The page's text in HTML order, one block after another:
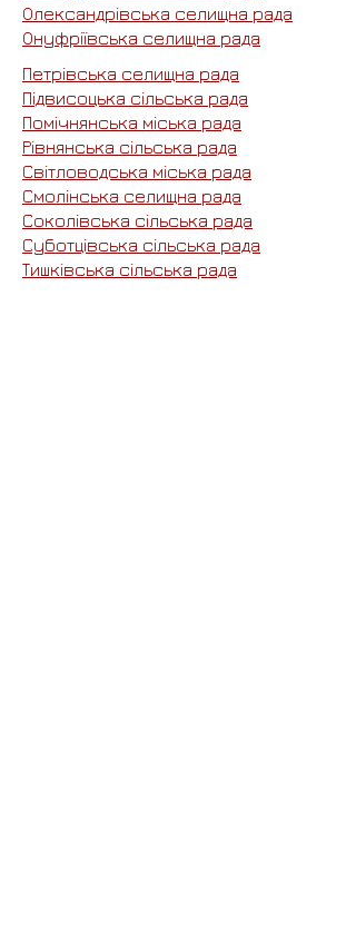
Олександрівська селищна рада
Онуфріївська селищна рада
Петрівська селищна рада
Підвисоцька сільська рада
Помічнянська міська рада
Рівнянська сільська рада
Світловодська міська рада
Смолінська селищна рада
Соколівська сільська рада
Суботцівська сільська рада
Тишківська сільська рада